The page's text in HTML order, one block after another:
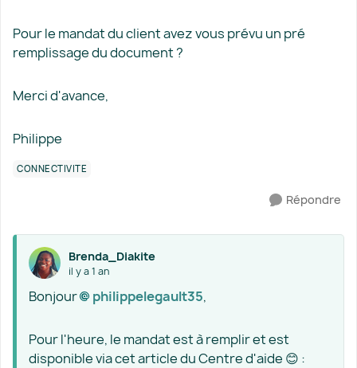
Pour le mandat du client avez vous prévu un pré
remplissage du document ?
Merci d'avance,
Philippe
CONNECTIVITÉ
Répondre
Brenda_Diakite
il y a 1 an
Bonjour philippelegault35​,
Pour l'heure, le mandat est à remplir et est
disponible via cet article du Centre d'aide 😊 :